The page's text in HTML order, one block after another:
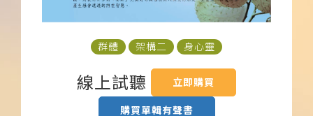
群體 架構二 身心靈
線上試聽
立即購買
購買單輯有聲書